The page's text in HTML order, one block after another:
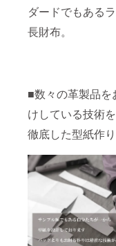
ダードでもある
長財布。
■数々の革製品を
けしている技術
徹底した型紙作り